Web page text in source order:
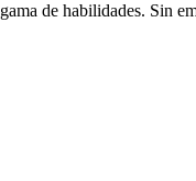
de habilidades. Sin